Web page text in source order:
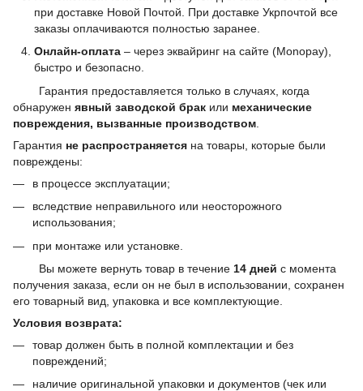
при доставке Новой Почтой. При доставке Укрпочтой все
заказы оплачиваются полностью заранее.
Онлайн-оплата – через эквайринг на сайте (Monopay),
быстро и безопасно.
Гарантия предоставляется только в случаях, когда
обнаружен явный заводской брак или механические
повреждения, вызванные производством
Гарантия не распространяется на товары, которые были
повреждены:
в процессе эксплуатации;
вследствие неправильного или неосторожного
использования;
при монтаже или установке.
Вы можете вернуть товар в течение 14 дней с момента
получения заказа, если он не был в использовании, сохранен
его товарный вид, упаковка и все комплектующие.
Условия возврата:
товар должен быть в полной комплектации и без
повреждений;
наличие оригинальной упаковки и документов (чек или